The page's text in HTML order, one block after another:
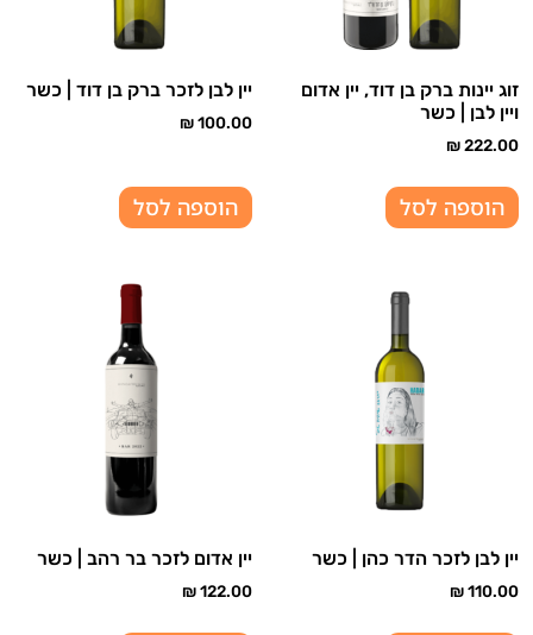
זוג יינות ברק בן דוד, יין אדום
ויין לבן | כשר
₪222.00
הוספה לסל
יין לבן לזכר ברק בן דוד | כשר
₪100.00
הוספה לסל
יין לבן לזכר הדר כהן | כשר
₪110.00
יין אדום לזכר בר רהב | כשר
₪122.00